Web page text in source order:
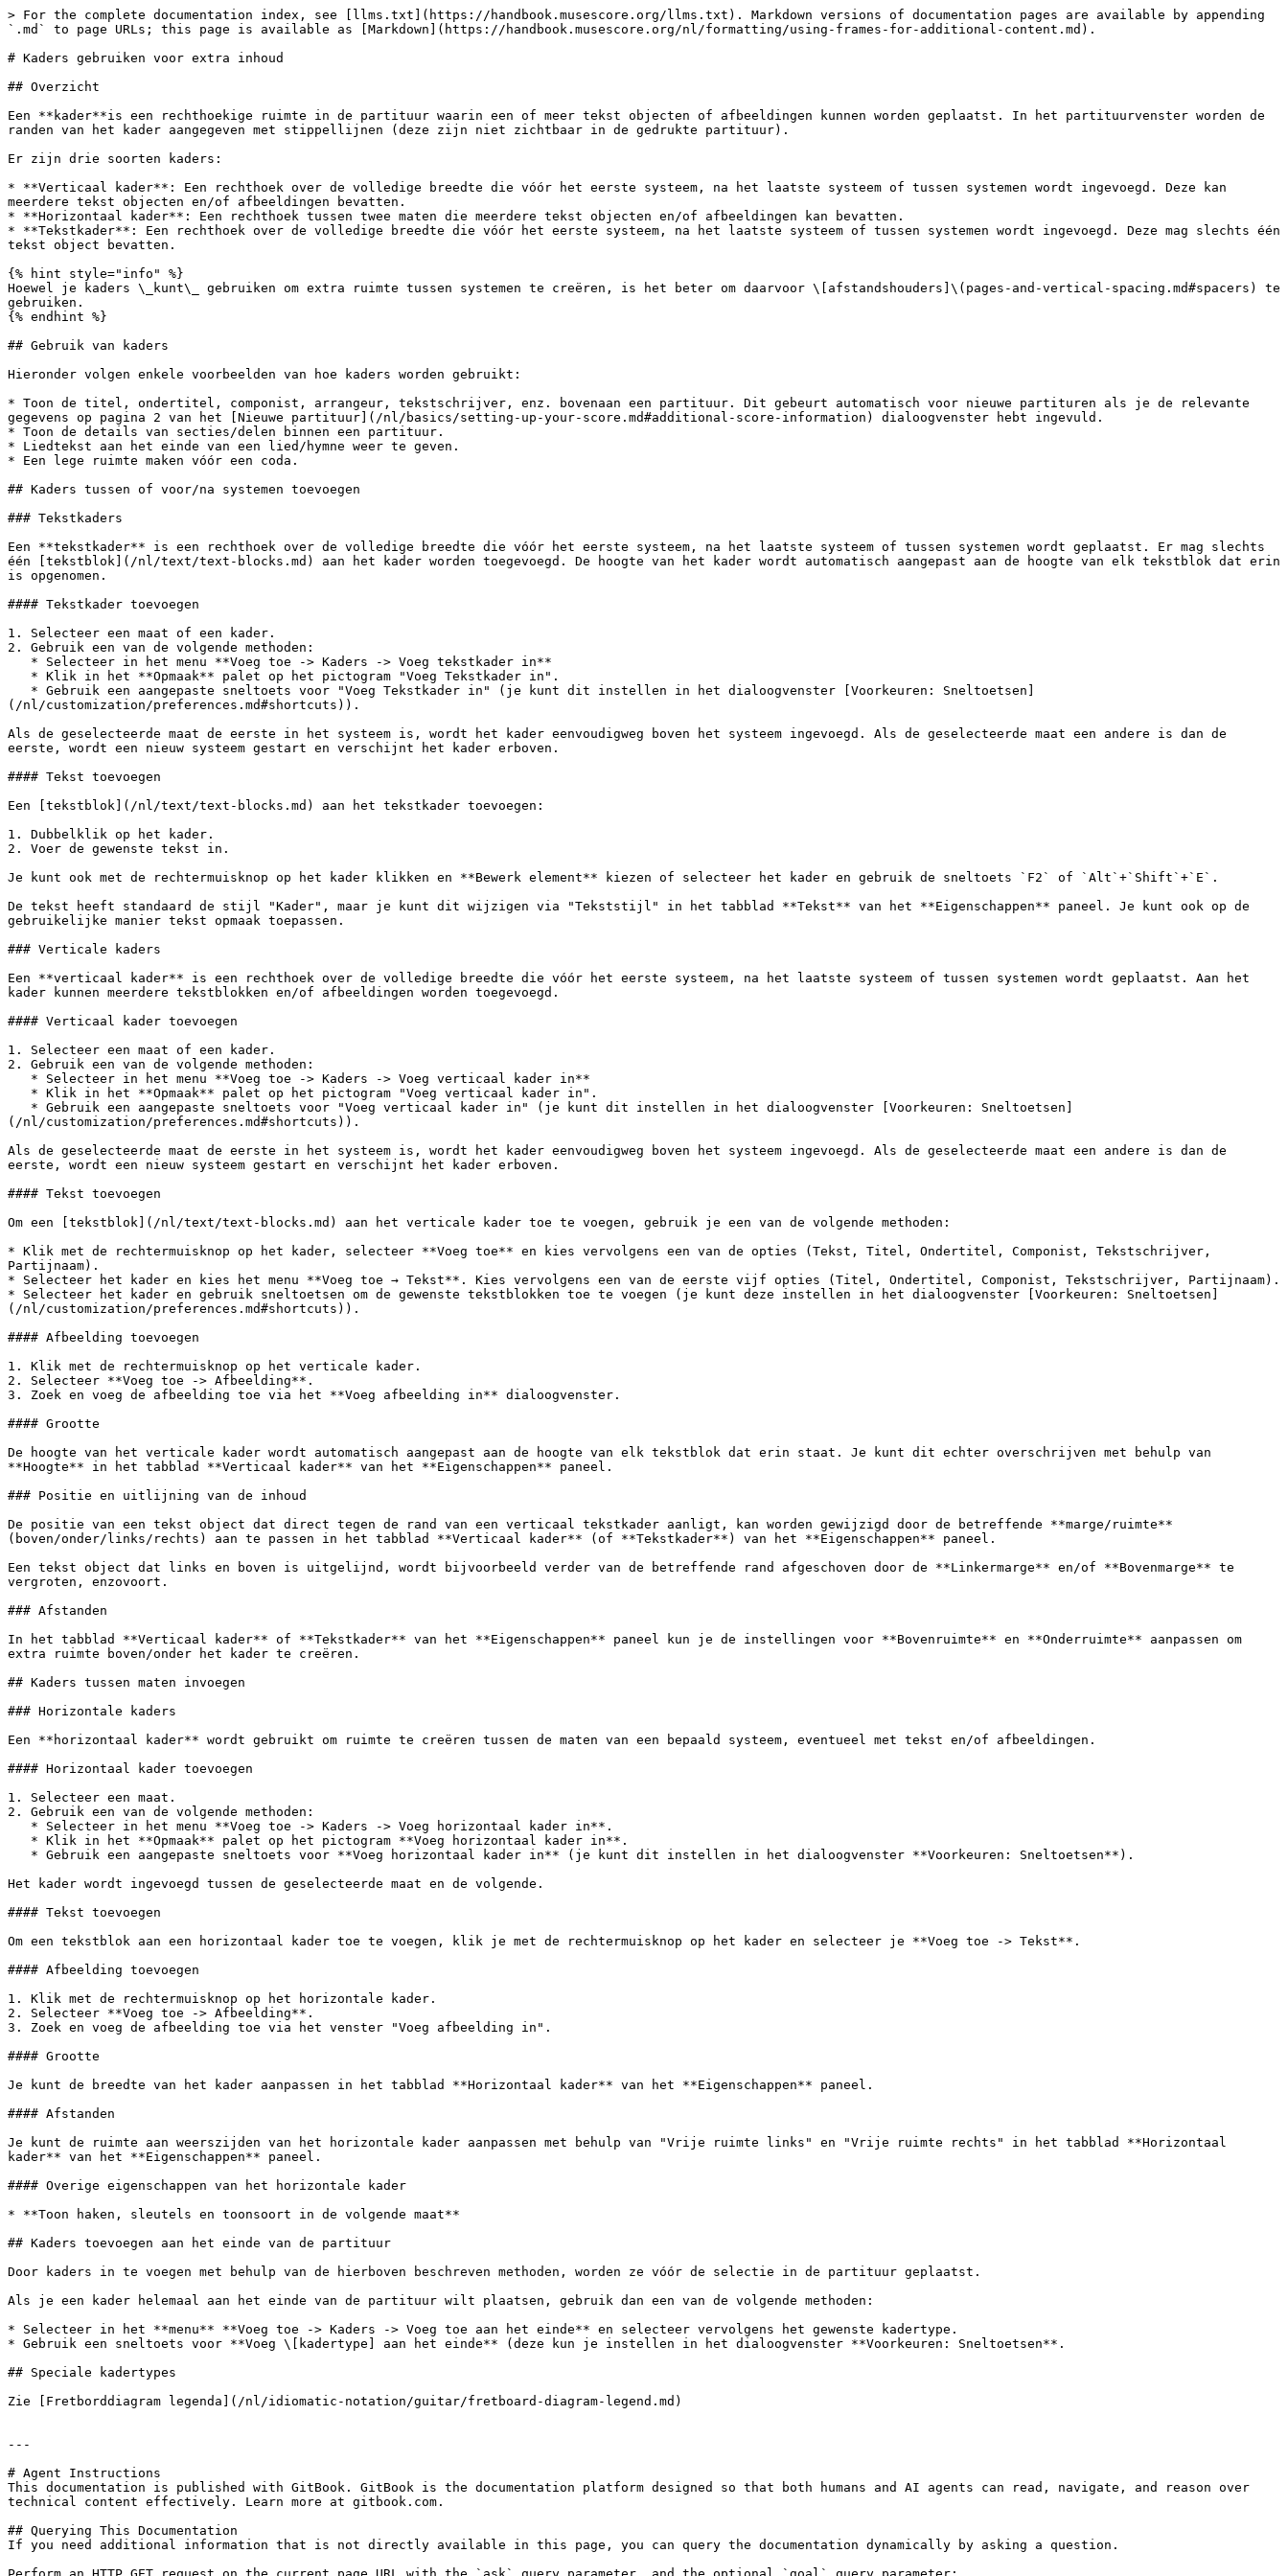
> For the complete documentation index, see [llms.txt](https://handbook.musescore.org/llms.txt). Markdown versions of documentation pages are available by appending
`.md` to page URLs; this page is available as [Markdown](https://handbook.musescore.org/nl/formatting/using-frames-for-additional-content.md).
# Kaders gebruiken voor extra inhoud
## Overzicht
Een **kader**is een rechthoekige ruimte in de partituur waarin een of meer tekst objecten of afbeeldingen kunnen worden geplaatst. In het partituurvenster worden de
randen van het kader aangegeven met stippellijnen (deze zijn niet zichtbaar in de gedrukte partituur).
Er zijn drie soorten kaders:
* **Verticaal kader**: Een rechthoek over de volledige breedte die vóór het eerste systeem, na het laatste systeem of tussen systemen wordt ingevoegd. Deze kan
meerdere tekst objecten en/of afbeeldingen bevatten.
* **Horizontaal kader**: Een rechthoek tussen twee maten die meerdere tekst objecten en/of afbeeldingen kan bevatten.
* **Tekstkader**: Een rechthoek over de volledige breedte die vóór het eerste systeem, na het laatste systeem of tussen systemen wordt ingevoegd. Deze mag slechts één
tekst object bevatten.
{% hint style="info" %}
Hoewel je kaders \_kunt\_ gebruiken om extra ruimte tussen systemen te creëren, is het beter om daarvoor \[afstandshouders]\(pages-and-vertical-spacing.md#spacers) te
gebruiken.
{% endhint %}
## Gebruik van kaders
Hieronder volgen enkele voorbeelden van hoe kaders worden gebruikt:
* Toon de titel, ondertitel, componist, arrangeur, tekstschrijver, enz. bovenaan een partituur. Dit gebeurt automatisch voor nieuwe partituren als je de relevante
gegevens op pagina 2 van het [Nieuwe partituur](/nl/basics/setting-up-your-score.md#additional-score-information) dialoogvenster hebt ingevuld.
* Toon de details van secties/delen binnen een partituur.
* Liedtekst aan het einde van een lied/hymne weer te geven.
* Een lege ruimte maken vóór een coda.
## Kaders tussen of voor/na systemen toevoegen
### Tekstkaders
Een **tekstkader** is een rechthoek over de volledige breedte die vóór het eerste systeem, na het laatste systeem of tussen systemen wordt geplaatst. Er mag slechts
één [tekstblok](/nl/text/text-blocks.md) aan het kader worden toegevoegd. De hoogte van het kader wordt automatisch aangepast aan de hoogte van elk tekstblok dat erin
is opgenomen.
#### Tekstkader toevoegen
1. Selecteer een maat of een kader.
2. Gebruik een van de volgende methoden:
(/nl/customization/preferences.md#shortcuts)).
Als de geselecteerde maat de eerste in het systeem is, wordt het kader eenvoudigweg boven het systeem ingevoegd. Als de geselecteerde maat een andere is dan de
eerste, wordt een nieuw systeem gestart en verschijnt het kader erboven.
#### Tekst toevoegen
Een [tekstblok](/nl/text/text-blocks.md) aan het tekstkader toevoegen:
1. Dubbelklik op het kader.
2. Voer de gewenste tekst in.
Je kunt ook met de rechtermuisknop op het kader klikken en **Bewerk element** kiezen of selecteer het kader en gebruik de sneltoets `F2` of `Alt`+`Shift`+`E`.
De tekst heeft standaard de stijl "Kader", maar je kunt dit wijzigen via "Tekststijl" in het tabblad **Tekst** van het **Eigenschappen** paneel. Je kunt ook op de
gebruikelijke manier tekst opmaak toepassen.
### Verticale kaders
Een **verticaal kader** is een rechthoek over de volledige breedte die vóór het eerste systeem, na het laatste systeem of tussen systemen wordt geplaatst. Aan het
kader kunnen meerdere tekstblokken en/of afbeeldingen worden toegevoegd.
#### Verticaal kader toevoegen
1. Selecteer een maat of een kader.
2. Gebruik een van de volgende methoden:
(/nl/customization/preferences.md#shortcuts)).
Als de geselecteerde maat de eerste in het systeem is, wordt het kader eenvoudigweg boven het systeem ingevoegd. Als de geselecteerde maat een andere is dan de
eerste, wordt een nieuw systeem gestart en verschijnt het kader erboven.
#### Tekst toevoegen
Om een [tekstblok](/nl/text/text-blocks.md) aan het verticale kader toe te voegen, gebruik je een van de volgende methoden:
* Klik met de rechtermuisknop op het kader, selecteer **Voeg toe** en kies vervolgens een van de opties (Tekst, Titel, Ondertitel, Componist, Tekstschrijver,
Partijnaam).
* Selecteer het kader en kies het menu **Voeg toe → Tekst**. Kies vervolgens een van de eerste vijf opties (Titel, Ondertitel, Componist, Tekstschrijver, Partijnaam).
* Selecteer het kader en gebruik sneltoetsen om de gewenste tekstblokken toe te voegen (je kunt deze instellen in het dialoogvenster [Voorkeuren: Sneltoetsen]
(/nl/customization/preferences.md#shortcuts)).
#### Afbeelding toevoegen
1. Klik met de rechtermuisknop op het verticale kader.
2. Selecteer **Voeg toe -> Afbeelding**.
3. Zoek en voeg de afbeelding toe via het **Voeg afbeelding in** dialoogvenster.
#### Grootte
De hoogte van het verticale kader wordt automatisch aangepast aan de hoogte van elk tekstblok dat erin staat. Je kunt dit echter overschrijven met behulp van
**Hoogte** in het tabblad **Verticaal kader** van het **Eigenschappen** paneel.
### Positie en uitlijning van de inhoud
De positie van een tekst object dat direct tegen de rand van een verticaal tekstkader aanligt, kan worden gewijzigd door de betreffende **marge/ruimte**
(boven/onder/links/rechts) aan te passen in het tabblad **Verticaal kader** (of **Tekstkader**) van het **Eigenschappen** paneel.
Een tekst object dat links en boven is uitgelijnd, wordt bijvoorbeeld verder van de betreffende rand afgeschoven door de **Linkermarge** en/of **Bovenmarge** te
vergroten, enzovoort.
### Afstanden
In het tabblad **Verticaal kader** of **Tekstkader** van het **Eigenschappen** paneel kun je de instellingen voor **Bovenruimte** en **Onderruimte** aanpassen om
extra ruimte boven/onder het kader te creëren.
## Kaders tussen maten invoegen
### Horizontale kaders
Een **horizontaal kader** wordt gebruikt om ruimte te creëren tussen de maten van een bepaald systeem, eventueel met tekst en/of afbeeldingen.
#### Horizontaal kader toevoegen
1. Selecteer een maat.
2. Gebruik een van de volgende methoden:
Het kader wordt ingevoegd tussen de geselecteerde maat en de volgende.
#### Tekst toevoegen
Om een ​​tekstblok aan een horizontaal kader toe te voegen, klik je met de rechtermuisknop op het kader en selecteer je **Voeg toe -> Tekst**.
#### Afbeelding toevoegen
1. Klik met de rechtermuisknop op het horizontale kader.
2. Selecteer **Voeg toe -> Afbeelding**.
3. Zoek en voeg de afbeelding toe via het venster "Voeg afbeelding in".
#### Grootte
Je kunt de breedte van het kader aanpassen in het tabblad **Horizontaal kader** van het **Eigenschappen** paneel.
#### Afstanden
Je kunt de ruimte aan weerszijden van het horizontale kader aanpassen met behulp van "Vrije ruimte links" en "Vrije ruimte rechts" in het tabblad **Horizontaal
kader** van het **Eigenschappen** paneel.
#### Overige eigenschappen van het horizontale kader
* **Toon haken, sleutels en toonsoort in de volgende maat**
## Kaders toevoegen aan het einde van de partituur
Door kaders in te voegen met behulp van de hierboven beschreven methoden, worden ze vóór de selectie in de partituur geplaatst.
Als je een kader helemaal aan het einde van de partituur wilt plaatsen, gebruik dan een van de volgende methoden:
* Selecteer in het **menu** **Voeg toe -> Kaders -> Voeg toe aan het einde** en selecteer vervolgens het gewenste kadertype.
* Gebruik een sneltoets voor **Voeg \[kadertype] aan het einde** (deze kun je instellen in het dialoogvenster **Voorkeuren: Sneltoetsen**.
## Speciale kadertypes
Zie [Fretborddiagram legenda](/nl/idiomatic-notation/guitar/fretboard-diagram-legend.md)
---
# Agent Instructions
This documentation is published with GitBook. GitBook is the documentation platform designed so that both humans and AI agents can read, navigate, and reason over
technical content effectively. Learn more at gitbook.com.
## Querying This Documentation
If you need additional information that is not directly available in this page, you can query the documentation dynamically by asking a question.